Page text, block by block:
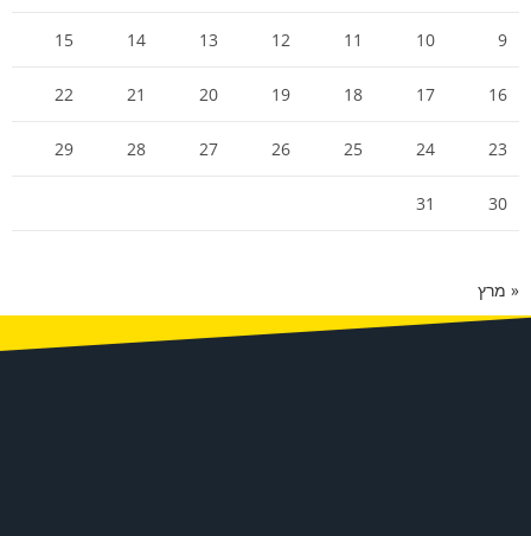
9
10
11
12
13
14
15
16
17
18
19
20
21
22
23
24
25
26
27
28
29
30
31
« מרץ